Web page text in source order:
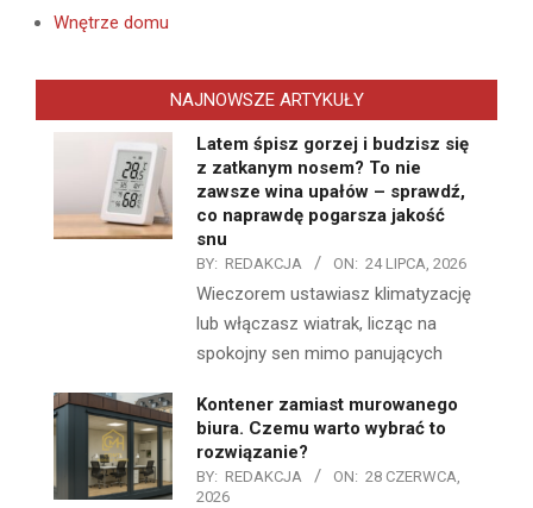
Wnętrze domu
NAJNOWSZE ARTYKUŁY
Latem śpisz gorzej i budzisz się
z zatkanym nosem? To nie
zawsze wina upałów – sprawdź,
co naprawdę pogarsza jakość
snu
BY: REDAKCJA ON: 24 LIPCA, 2026
Wieczorem ustawiasz klimatyzację
lub włączasz wiatrak, licząc na
spokojny sen mimo panujących
Kontener zamiast murowanego
biura. Czemu warto wybrać to
rozwiązanie?
BY: REDAKCJA ON: 28 CZERWCA,
2026